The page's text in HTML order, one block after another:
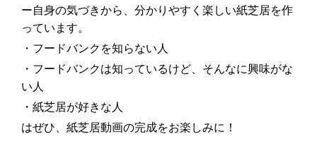
ー自身の気づきから、分かりやすく楽しい紙芝居を作
っています。
・フードバンクを知らない人
・フードバンクは知っているけど、そんなに興味がな
い人
・紙芝居が好きな人
はぜひ、紙芝居動画の完成をお楽しみに！